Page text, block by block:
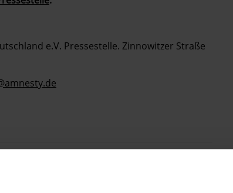
e.V. Pressestelle. Zinnowitzer Straße